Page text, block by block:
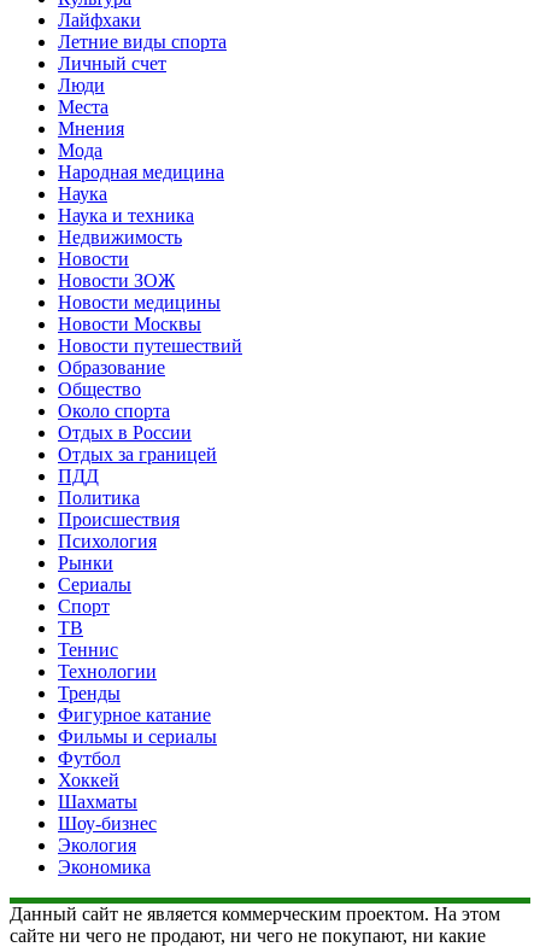
Лайфхаки
Летние виды спорта
Личный счет
Люди
Места
Мнения
Мода
Народная медицина
Наука
Наука и техника
Недвижимость
Новости
Новости ЗОЖ
Новости медицины
Новости Москвы
Новости путешествий
Образование
Общество
Около спорта
Отдых в России
Отдых за границей
ПДД
Политика
Происшествия
Психология
Рынки
Сериалы
Спорт
ТВ
Теннис
Технологии
Тренды
Фигурное катание
Фильмы и сериалы
Футбол
Хоккей
Шахматы
Шоу-бизнес
Экология
Экономика
Данный сайт не является коммерческим проектом. На этом
сайте ни чего не продают, ни чего не покупают, ни какие